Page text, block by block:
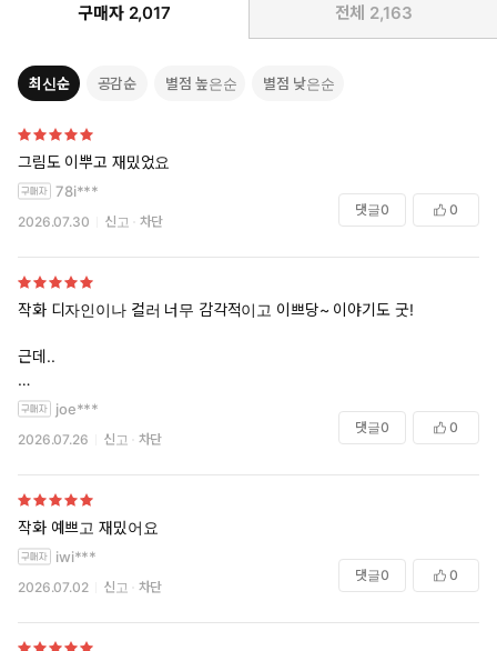
구매자 2,017 전체 2,163
최신순 공감순 별점 높은순 별점 낮은순
그림도 이뿌고 재밌었요
78i***
2026.07.30 신고 차단
댓글0 0
작화 디자인이나 컬러 너무 감각적이고 이쁘당~ 이야기도 굿!
근데..
너무 짧아!!!!
joe***
2026.07.26 신고 차단
댓글0 0
작화 예쁘고 재밌어요
iwi***
2026.07.02 신고 차단
댓글0 0